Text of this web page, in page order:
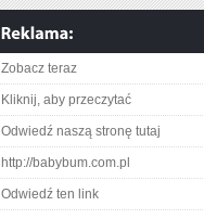
Zobacz teraz
Kliknij, aby przeczytać
Odwiedź naszą stronę tutaj
http://babybum.com.pl
Odwiedź ten link